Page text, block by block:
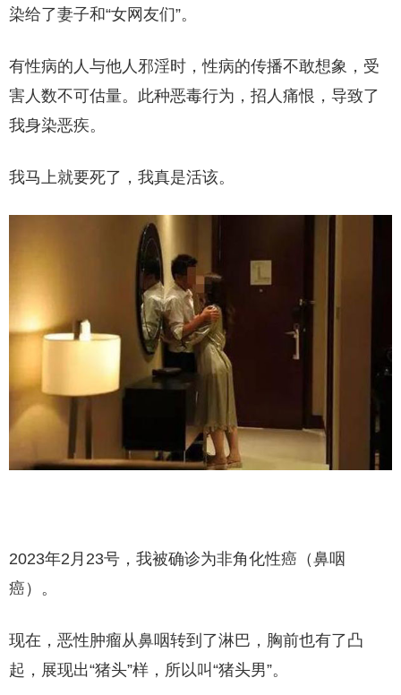
染给了妻子和“女网友们”。
有性病的人与他人邪淫时，性病的传播不敢想象，受
害人数不可估量。此种恶毒行为，招人痛恨，导致了
我身染恶疾。
我马上就要死了，我真是活该。
2023年2月23号，我被确诊为非角化性癌（鼻咽
癌）。
现在，恶性肿瘤从鼻咽转到了淋巴，胸前也有了凸
起，展现出“猪头”样，所以叫“猪头男”。